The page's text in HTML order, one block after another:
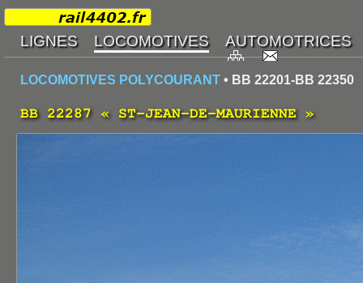
LOCOMOTIVES POLYCOURANT • BB 22201-BB 22350
BB 22287 « ST-JEAN-DE-MAURIENNE »